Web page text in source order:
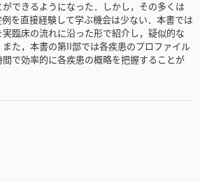
できるようになった．しかし，その多くは
を直接経験して学ぶ機会は少ない．本書では
臨床の流れに沿った形で紹介し，疑似的な
た，本書の第II部では各疾患のプロファイル
で効率的に各疾患の概略を把握することが